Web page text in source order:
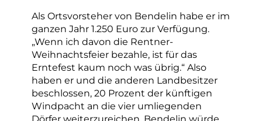
Als Ortsvorsteher von Bendelin habe er im
ganzen Jahr 1.250 Euro zur Verfügung.
„Wenn ich davon die Rentner-
Weihnachtsfeier bezahle, ist für das
Erntefest kaum noch was übrig.“ Also
haben er und die anderen Landbesitzer
beschlossen, 20 Prozent der künftigen
Windpacht an die vier umliegenden
Dörfer weiterzureichen. Bendelin würde